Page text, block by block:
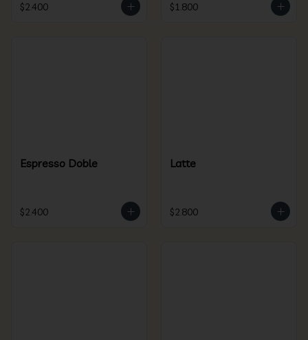
$2.400 $1.800
Espresso Doble
$2.400
Latte
$2.800